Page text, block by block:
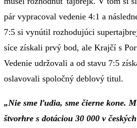
pár vypracoval vedenie 4:1 a
7:5 si vynútil rozhodujúci
síce získali prvý bod, ale Krajčí s
Vedenie udržovali a od stavu 7:5
oslavovali spoločný deblový titul.
„Nie sme ľudia, sme čierne kone.
štvorhre s dotáciou 30 000 v